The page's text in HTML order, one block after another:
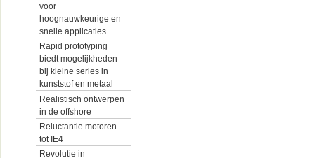
voor
hoognauwkeurige en
snelle applicaties
Rapid prototyping
biedt mogelijkheden
bij kleine series in
kunststof en metaal
Realistisch ontwerpen
in de offshore
Reluctantie motoren
tot IE4
Revolutie in